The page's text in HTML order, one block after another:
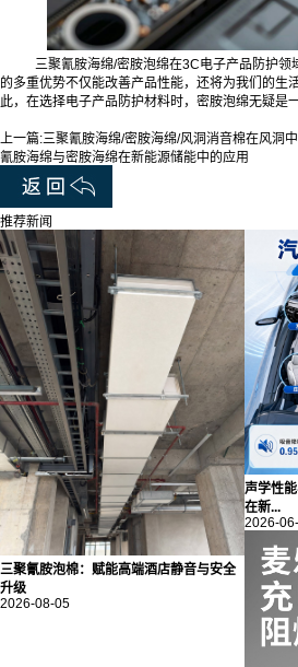
三聚氰胺海绵/密胺泡绵在3C电子产品防护
的多重优势不仅能改善产品性能，还将为我们的生
此，在选择电子产品防护材料时，密胺泡绵无疑是
上一篇:三聚氰胺海绵/密胺海绵/风洞消音棉在风洞
氰胺海绵与密胺海绵在新能源储能中的应用
推荐新闻
三聚氰胺泡棉：赋能高端酒店静音与安全
升级
2026-08-05
声学性
在新...
2026-